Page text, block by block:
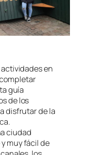
en
guía
de los
disfrutar de la
ciudad
muy fácil de